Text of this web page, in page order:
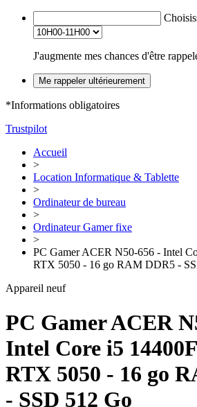
J'augmente mes chances d'être
Me rappeler ultérieurement
*Informations obligatoires
Trustpilot
Accueil
>
Location Informatique & Tablette
>
Ordinateur de bureau
>
Ordinateur Gamer fixe
>
PC Gamer ACER N50-656 - Intel
RTX 5050 - 16 go RAM DDR5 -
Appareil neuf
PC GamerACER
Intel Core i5
RTX 5050 - 16 go
- SSD 512 Go